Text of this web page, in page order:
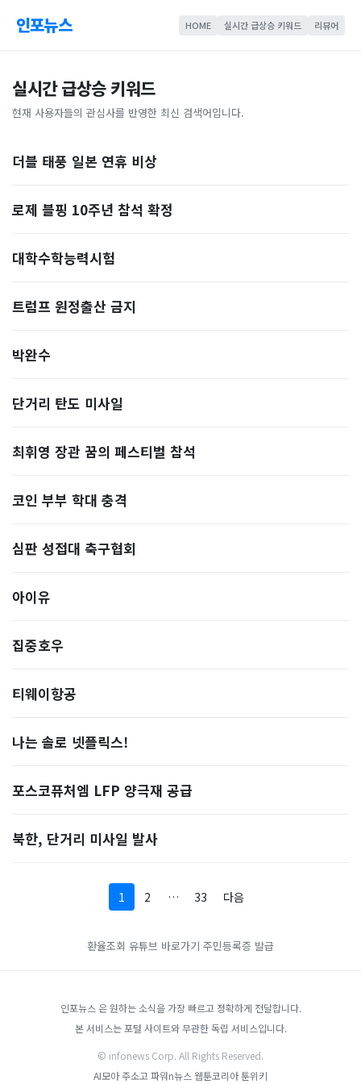
인포뉴스 HOME 실시간 급상승 키워드 리뷰어
실시간 급상승 키워드
현재 사용자들의 관심사를 반영한 최신 검색어입니다.
더블 태풍 일본 연휴 비상
로제 블핑 10주년 참석 확정
대학수학능력시험
트럼프 원정출산 금지
박완수
단거리 탄도 미사일
최휘영 장관 꿈의 페스티벌 참석
코인 부부 학대 충격
심판 성접대 축구협회
아이유
집중호우
티웨이항공
나는 솔로 넷플릭스!
포스코퓨처엠 LFP 양극재 공급
북한, 단거리 미사일 발사
1 2 … 33 다음
환율조회 유튜브 바로가기 주민등록증 발급
인포뉴스 은 원하는 소식을 가장 빠르고 정확하게 전달합니다.
본 서비스는 포털 사이트와 무관한 독립 서비스입니다.
© infonews Corp. All Rights Reserved.
AI모아주소고 파워n뉴스 웹툰코리아툰위키